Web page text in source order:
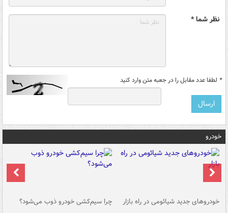
نظر شما *
* لطفا عدد مقابل را در جعبه متن وارد کنید
خودرو
خودروهای جدید شیائومی در راه بازار چرا سیم‌کشی خودرو ذوب می‌شود؟